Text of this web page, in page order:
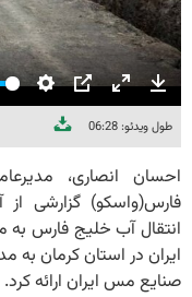
طول ویدئو: 06:28
Settings
PIP Enter
احسان انصاری،
فارس(واسکو) گزارشی
انتقال آب خلیج فارس
ایران در استان کرمان
صنایع مس ایران ارائه کرد.